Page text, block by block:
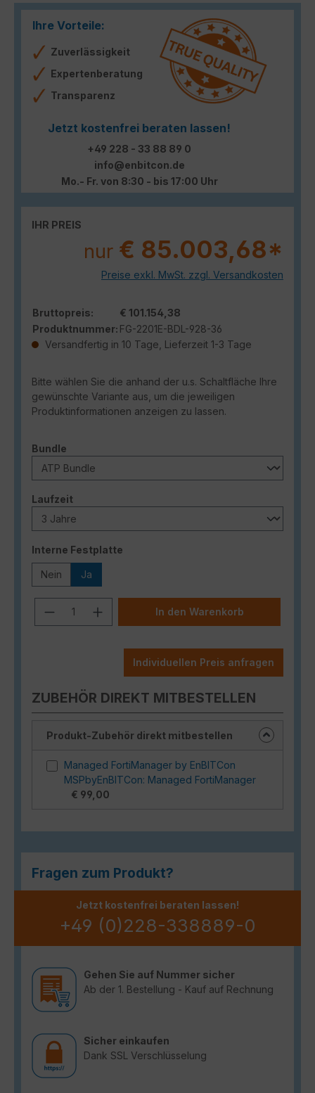
Ihre Vorteile:
Zuverlässigkeit
Expertenberatung
Transparenz
Jetzt kostenfrei beraten lassen!
+49 228 - 33 88 89 0
info@enbitcon.de
Mo.- Fr. von 8:30 - bis 17:00 Uhr
IHR PREIS
nur € 85.003,68*
Preise exkl. MwSt. zzgl. Versandkosten
Bruttopreis:
€ 101.154,38
Produktnummer: FG-2201E-BDL-928-36
Versandfertig in 10 Tage, Lieferzeit 1-3 Tage
Bitte wählen Sie die anhand der u.s. Schaltfläche Ihre
gewünschte Variante aus, um die jeweiligen
Produktinformationen anzeigen zu lassen.
Bundle
Laufzeitauswählen
Interne Festplatte
Nein Ja
Produkt Anzahl: Gib den
In den Warenkorb
Individuellen Preis anfragen
ZUBEHÖR DIREKT MITBESTELLEN
Produkt-Zubehör direkt mitbestellen
Managed FortiManager by EnBITCon
MSPbyEnBITCon: Managed FortiManager
€ 99,00
Fragen zum Produkt?
Jetzt kostenfrei beraten lassen!
+49 (0)228-338889-0
Gehen Sie auf Nummer sicher
Ab der 1. Bestellung - Kauf auf Rechnung
Sicher einkaufen
Dank SSL Verschlüsselung